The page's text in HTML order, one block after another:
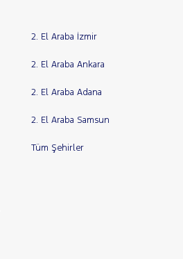
2. El Araba İzmir
2. El Araba Ankara
2. El Araba Adana
2. El Araba Samsun
Tüm Şehirler